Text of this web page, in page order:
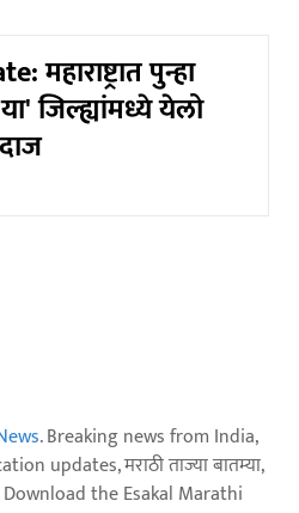
पुन्हा
जिल्ह्यांमध्ये येलो
. Breaking news from India,
updates, मराठी ताज्या बातम्या,
Download the Esakal Marathi